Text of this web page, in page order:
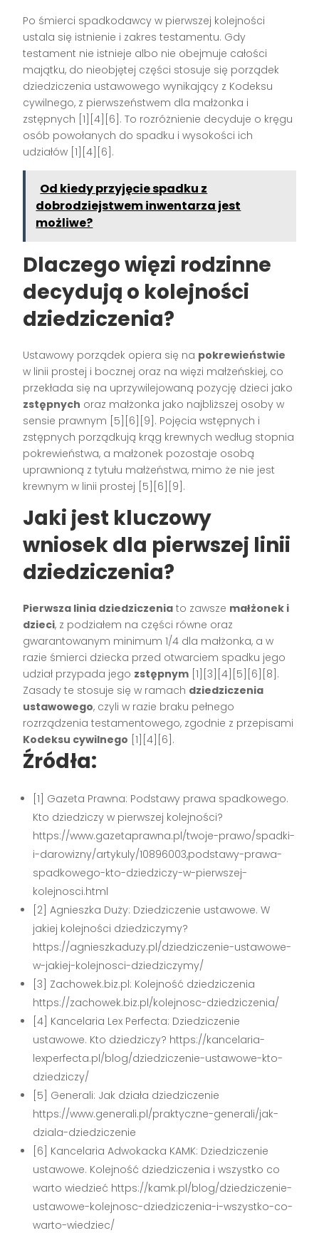
Po śmierci spadkodawcy w pierwszej kolejności
ustala się istnienie i zakres testamentu. Gdy
testament nie istnieje albo nie obejmuje całości
majątku, do nieobjętej części stosuje się porządek
dziedziczenia ustawowego wynikający z Kodeksu
cywilnego, z pierwszeństwem dla małżonka i
zstępnych [1][4][6]. To rozróżnienie decyduje o kręgu
osób powołanych do spadku i wysokości ich
udziałów [1][4][6].
Od kiedy przyjęcie spadku z
dobrodziejstwem inwentarza jest
możliwe?
Dlaczego więzi rodzinne
decydują o kolejności
dziedziczenia?
Ustawowy porządek opiera się na pokrewieństwie
w linii prostej i bocznej oraz na więzi małżeńskiej, co
przekłada się na uprzywilejowaną pozycję dzieci jako
zstępnych oraz małżonka jako najbliższej osoby w
sensie prawnym [5][6][9]. Pojęcia wstępnych i
zstępnych porządkują krąg krewnych według stopnia
pokrewieństwa, a małżonek pozostaje osobą
uprawnioną z tytułu małżeństwa, mimo że nie jest
krewnym w linii prostej [5][6][9].
Jaki jest kluczowy
wniosek dla pierwszej linii
dziedziczenia?
Pierwsza linia dziedziczenia to zawsze małżonek i
dzieci, z podziałem na części równe oraz
gwarantowanym minimum 1/4 dla małżonka, a w
razie śmierci dziecka przed otwarciem spadku jego
udział przypada jego zstępnym [1][3][4][5][6][8].
Zasady te stosuje się w ramach dziedziczenia
ustawowego, czyli w razie braku pełnego
rozrządzenia testamentowego, zgodnie z przepisami
Kodeksu cywilnego [1][4][6].
Źródła:
[1] Gazeta Prawna: Podstawy prawa spadkowego.
Kto dziedziczy w pierwszej kolejności?
https://www.gazetaprawna.pl/twoje-prawo/spadki-
i-darowizny/artykuly/10896003,podstawy-prawa-
spadkowego-kto-dziedziczy-w-pierwszej-
kolejnosci.html
[2] Agnieszka Duży: Dziedziczenie ustawowe. W
jakiej kolejności dziedziczymy?
https://agnieszkaduzy.pl/dziedziczenie-ustawowe-
w-jakiej-kolejnosci-dziedziczymy/
[3] Zachowek.biz.pl: Kolejność dziedziczenia
https://zachowek.biz.pl/kolejnosc-dziedziczenia/
[4] Kancelaria Lex Perfecta: Dziedziczenie
ustawowe. Kto dziedziczy? https://kancelaria-
lexperfecta.pl/blog/dziedziczenie-ustawowe-kto-
dziedziczy/
[5] Generali: Jak działa dziedziczenie
https://www.generali.pl/praktyczne-generali/jak-
dziala-dziedziczenie
[6] Kancelaria Adwokacka KAMK: Dziedziczenie
ustawowe. Kolejność dziedziczenia i wszystko co
warto wiedzieć https://kamk.pl/blog/dziedziczenie-
ustawowe-kolejnosc-dziedziczenia-i-wszystko-co-
warto-wiedziec/